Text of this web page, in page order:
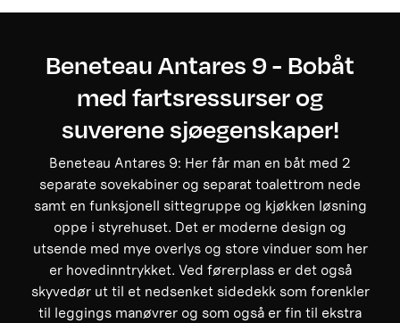
Beneteau Antares 9 - Bobåt
med fartsressurser og
suverene sjøegenskaper!
Beneteau Antares 9: Her får man en båt med 2
separate sovekabiner og separat toalettrom nede
samt en funksjonell sittegruppe og kjøkken løsning
oppe i styrehuset. Det er moderne design og
utsende med mye overlys og store vinduer som her
er hovedinntrykket. Ved førerplass er det også
skyvedør ut til et nedsenket sidedekk som forenkler
til leggings manøvrer og som også er fin til ekstra